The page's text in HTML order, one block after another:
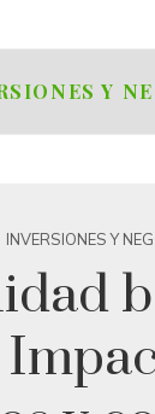
Y
INVERSIONES Y